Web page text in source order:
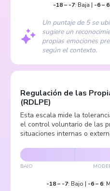
-18– -7: Baja | -6– 6:
Un puntaje de 5 se
sugiere un
propias emociones
según el contexto.
Regulación de las
(RDLPE)
Esta escala mide la
el control voluntario de las
situaciones internas o
BAJO
-18– -7: Bajo | -6– 6: